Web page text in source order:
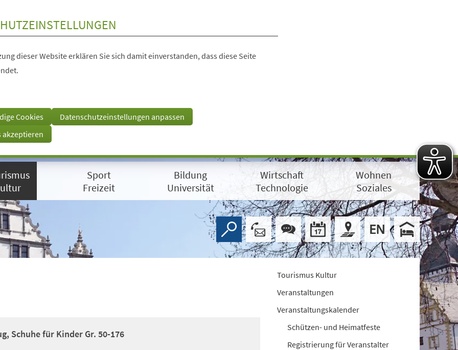
dieser Website erklären Sie sich damit einverstanden, dass diese Seite
Cookies
Datenschutzeinstellungen anpassen
akzeptieren
Sport
Freizeit
Bildung
Universität
Wirtschaft
Technologie
Wohnen
Soziales
Schuhe für Kinder Gr. 50-176
Tourismus Kultur
Veranstaltungen
Veranstaltungskalender
Schützen- und Heimatfeste
Registrierung für Veranstalter